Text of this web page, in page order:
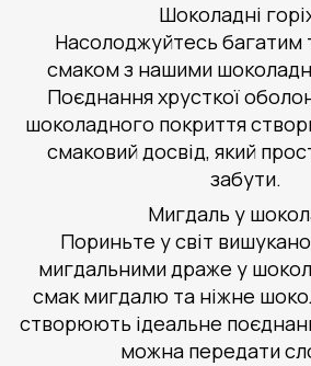
Шоколадні
Насолоджуйтесь багатим
смаком з нашими
Поєднання хрусткої
шоколадного покриття
смаковий досвід, який
забути.
Мигдаль у
Пориньте у світ
мигдальними драже у
смак мигдалю та ніжне
створюють ідеальне
можна передати